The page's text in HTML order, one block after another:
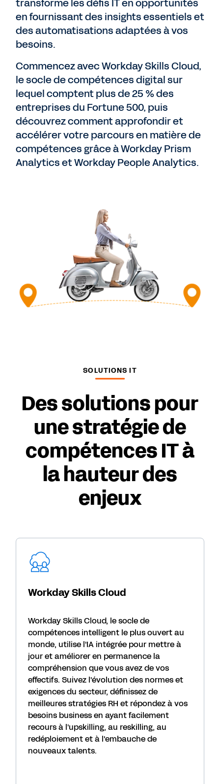
transforme les défis IT en opportunités
en fournissant des insights essentiels et
des automatisations adaptées à vos
besoins.
Commencez avec Workday Skills Cloud,
le socle de compétences digital sur
lequel comptent plus de 25 % des
entreprises du Fortune 500, puis
découvrez comment approfondir et
accélérer votre parcours en matière de
compétences grâce à Workday Prism
Analytics et Workday People Analytics.
SOLUTIONS IT
Des solutions pour
une stratégie de
compétences IT à
la hauteur des
enjeux
Workday Skills Cloud
Workday Skills Cloud, le socle de
compétences intelligent le plus ouvert au
monde, utilise l'IA intégrée pour mettre à
jour et améliorer en permanence la
compréhension que vous avez de vos
effectifs. Suivez l'évolution des normes et
exigences du secteur, définissez de
meilleures stratégies RH et répondez à vos
besoins business en ayant facilement
recours à l'upskilling, au reskilling, au
redéploiement et à l'embauche de
nouveaux talents.